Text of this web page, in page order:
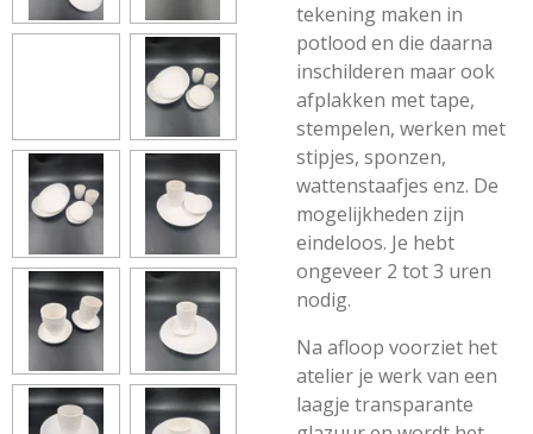
tekening maken in
potlood en die daarna
inschilderen maar ook
afplakken met tape,
stempelen, werken met
stipjes, sponzen,
wattenstaafjes enz. De
mogelijkheden zijn
eindeloos. Je hebt
ongeveer 2 tot 3 uren
nodig.
Na afloop voorziet het
atelier je werk van een
laagje transparante